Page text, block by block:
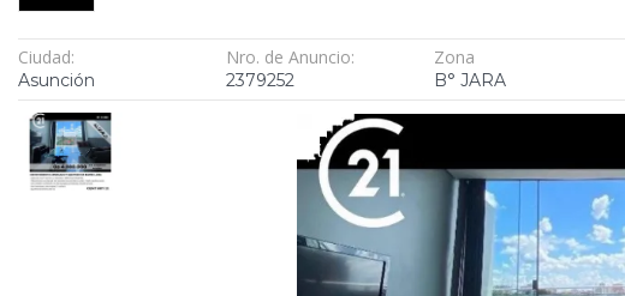
Ciudad:
Asunción
Nro. de Anuncio:
2379252
Zona
B° JARA